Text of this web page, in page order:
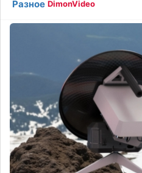
Разное DimonVideo